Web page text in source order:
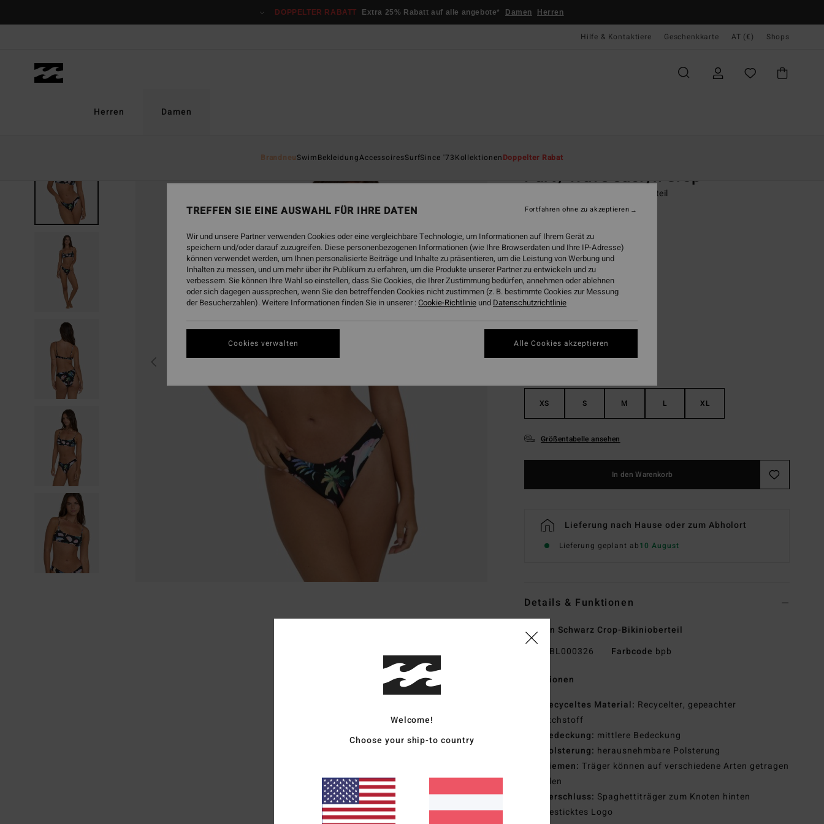
DOPPELTER RABATT Extra 25% Rabatt auf alle angebote* Damen Herren
Hilfe & Kontaktiere Geschenkkarte AT (€) Shops
Herren Damen
BrandneuSwimBekleidungAccessoiresSurfSince '73KollektionenDoppelter Rabat
Party Wave Jaclyn Crop
Frauen Schwarz Crop-Bikinioberteil
€ 24,13
SALE
DOPPELTER RABATT EXTRA 25%
FarbeBlack Pebble
XS S M L XL
Größentabelle ansehen
In den Warenkorb
Lieferung nach Hause oder zum Abholort
Lieferung geplant ab10 August
Details & Funktionen
Frauen Schwarz Crop-Bikinioberteil
BL000326 Farbcode bpb
Funktionen
Recyceltes Material: Recycelter, gepeachter
Stretchstoff
Bedeckung: mittlere Bedeckung
Polsterung: herausnehmbare Polsterung
Riemen:Träger können auf verschiedene Arten getragen
werden
Verschluss: Spaghettiträger zum Knoten hinten
Gesticktes Logo
Welcome!
Choose your ship-to country
TREFFEN SIE EINE AUSWAHL FÜR IHRE DATEN
Wir und unsere Partner verwenden Cookies oder eine vergleichbare Technologie, um Informationen auf Ihrem Gerät zu
speichern und/oder darauf zuzugreifen. Diese personenbezogenen Informationen (wie Ihre Browserdaten und Ihre IP-Adresse)
können verwendet werden, um Ihnen personalisierte Beiträge und Inhalte zu präsentieren, um die Leistung von Werbung und
Inhalten zu messen, und um mehr über ihr Publikum zu erfahren, um die Produkte unserer Partner zu entwickeln und zu
verbessern. Sie können Ihre Wahl so einstellen, dass Sie Cookies, die Ihrer Zustimmung bedürfen, annehmen oder ablehnen
oder sich dagegen aussprechen, wenn Sie den betreffenden Cookies nicht zustimmen (z. B. bestimmte Cookies zur Messung
der Besucherzahlen). Weitere Informationen finden Sie in unserer :Cookie-Richtlinie und Datenschutzrichtlinie
Cookies verwalten
Fortfahren ohne zu akzeptieren
Alle Cookies akzeptieren